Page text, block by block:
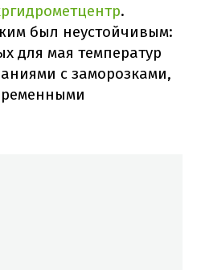
.
был неустойчивым:
для мая температур
с заморозками,